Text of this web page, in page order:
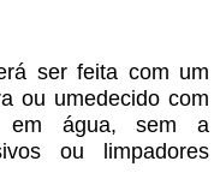
ser feita com um
ou umedecido com
em água, sem a
ou limpadores